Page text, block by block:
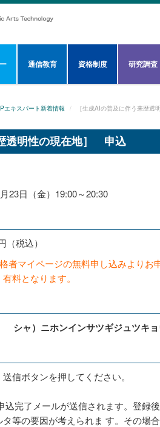
通信教育 資格制度 研究調査
エキスパート新着情報 ［生成AIの普及に伴う来歴
透明性の現在地］ 申込
23日（金）19:00～20:30
税込）
者マイページの無料申し込みよりお
料となります。
ャ）ニホンインサツギジュツキョ
信ボタンを押してください。
込完了メールが送信されます。登録
等の要因が考えられま す。その場